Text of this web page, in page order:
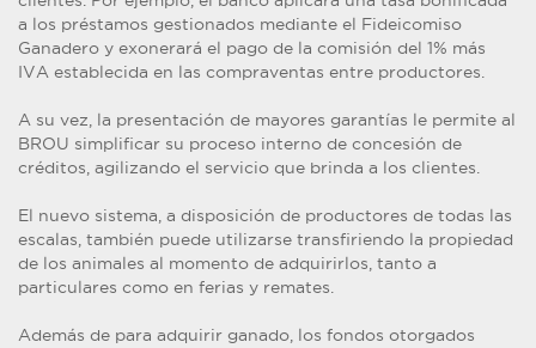
a los préstamos gestionados mediante el Fideicomiso
Ganadero y exonerará el pago de la comisión del 1% más
IVA establecida en las compraventas entre productores.
A su vez, la presentación de mayores garantías le permite al
BROU simplificar su proceso interno de concesión de
créditos, agilizando el servicio que brinda a los clientes.
El nuevo sistema, a disposición de productores de todas las
escalas, también puede utilizarse transfiriendo la propiedad
de los animales al momento de adquirirlos, tanto a
particulares como en ferias y remates.
Además de para adquirir ganado, los fondos otorgados